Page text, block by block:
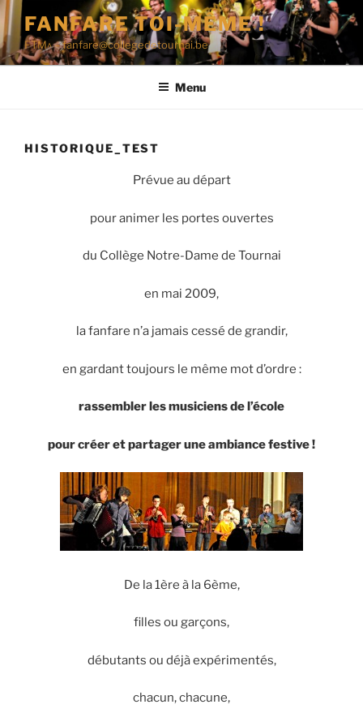
Aller
au
contenu
principal
FANFARE TOI-MÊME !
FTM^ – fanfare@collegedetournai.be
Menu
HISTORIQUE_TEST
Prévue au départ
pour animer les portes ouvertes
du Collège Notre-Dame de Tournai
en mai 2009,
la fanfare n’a jamais cessé de grandir,
en gardant toujours le même mot d’ordre :
rassembler les musiciens de l’école
pour créer et partager une ambiance festive !
De la 1ère à la 6ème,
filles ou garçons,
débutants ou déjà expérimentés,
chacun, chacune,